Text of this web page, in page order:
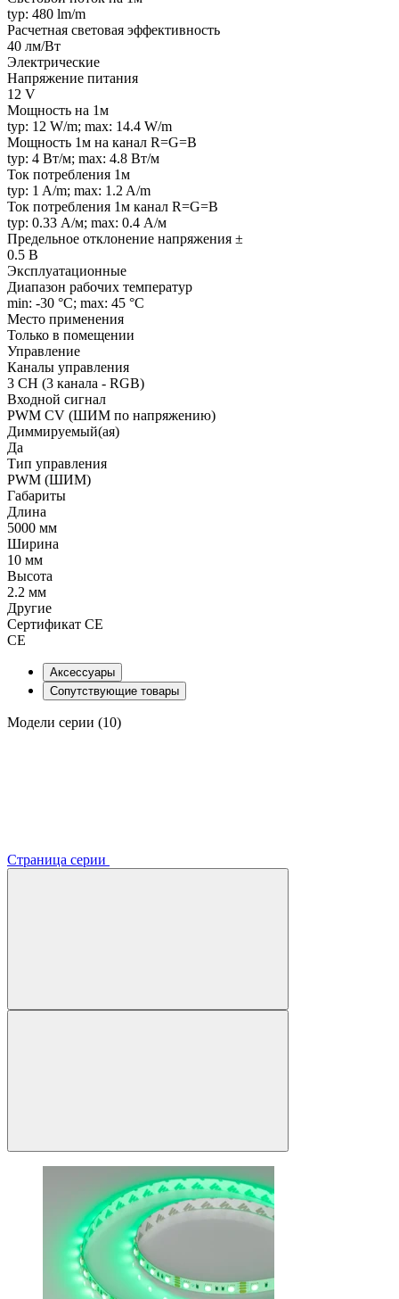
typ: 480 lm/m
Расчетная световая эффективность
40 лм/Вт
Электрические
Напряжение питания
12 V
Мощность на 1м
typ: 12 W/m; max: 14.4 W/m
Мощность 1м на канал R=G=B
typ: 4 Вт/м; max: 4.8 Вт/м
Ток потребления 1м
typ: 1 A/m; max: 1.2 A/m
Ток потребления 1м канал R=G=B
typ: 0.33 А/м; max: 0.4 А/м
Предельное отклонение напряжения ±
0.5 В
Эксплуатационные
Диапазон рабочих температур
min: -30 °C; max: 45 °C
Место применения
Только в помещении
Управление
Каналы управления
3 CH (3 канала - RGB)
Входной сигнал
PWM СV (ШИМ по напряжению)
Диммируемый(ая)
Да
Тип управления
PWM (ШИМ)
Габариты
Длина
5000 мм
Ширина
10 мм
Высота
2.2 мм
Другие
Сертификат CE
CE
Аксессуары
Сопутствующие товары
Модели серии (10)
Страница серии